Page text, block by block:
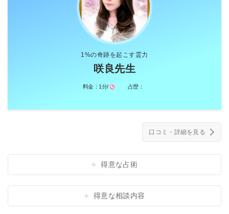
1%の奇跡を起こす霊力
咲良先生
料金： 1分/ 占歴：
口コミ・詳細を見る
得意な占術
得意な相談内容